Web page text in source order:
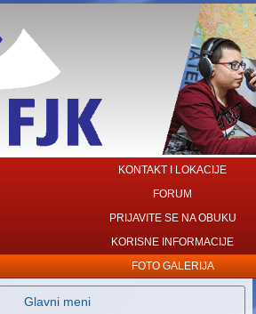
KONTAKT I LOKACIJE
FORUM
PRIJAVITE SE NA OBUKU
KORISNE INFORMACIJE
FOTO GALERIJA
Glavni meni